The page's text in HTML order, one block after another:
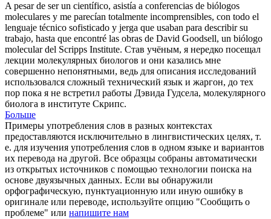
A pesar de ser un científico, asistía a conferencias de biólogos
moleculares y me parecían totalmente incomprensibles, con todo el
lenguaje técnico sofisticado y jerga que usaban para describir su
trabajo, hasta que encontré las obras de David Goodsell, un biólogo
molecular del Scripps Institute. Став учёным, я нередко посещал
лекции молекулярных биологов и они казались мне
совершенно непонятными, ведь для описания исследований
использовался сложный технический язык и жаргон, до тех
пор пока я не встретил работы Дэвида Гудсела, молекулярного
биолога в институте Скрипс.
Больше
Примеры употребления слов в разных контекстах
предоставляются исключительно в лингвистических целях, т.
е. для изучения употребления слов в одном языке и вариантов
их перевода на другой. Все образцы собраны автоматически
из открытых источников с помощью технологии поиска на
основе двуязычных данных. Если вы обнаружили
орфографическую, пунктуационную или иную ошибку в
оригинале или переводе, используйте опцию "Сообщить о
проблеме" или напишите нам